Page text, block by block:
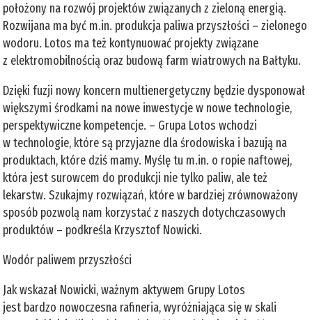
położony na rozwój projektów związanych z zieloną energią.
Rozwijana ma być m.in. produkcja paliwa przyszłości – zielonego
wodoru. Lotos ma też kontynuować projekty związane
z elektromobilnością oraz budową farm wiatrowych na Bałtyku.
Dzięki fuzji nowy koncern multienergetyczny będzie dysponował
większymi środkami na nowe inwestycje w nowe technologie,
perspektywiczne kompetencje. – Grupa Lotos wchodzi
w technologie, które są przyjazne dla środowiska i bazują na
produktach, które dziś mamy. Myślę tu m.in. o ropie naftowej,
która jest surowcem do produkcji nie tylko paliw, ale też
lekarstw. Szukajmy rozwiązań, które w bardziej zrównoważony
sposób pozwolą nam korzystać z naszych dotychczasowych
produktów – podkreśla Krzysztof Nowicki.
Wodór paliwem przyszłości
Jak wskazał Nowicki, ważnym aktywem Grupy Lotos
jest bardzo nowoczesna rafineria, wyróżniająca się w skali